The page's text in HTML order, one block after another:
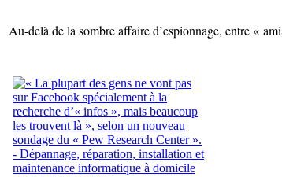
Au-delà de la sombre affaire d’espionnage, entre «